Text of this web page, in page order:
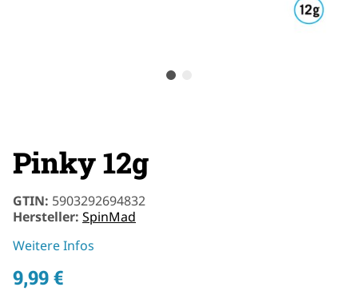
Pinky 12g
GTIN: 5903292694832
Hersteller: SpinMad
Weitere Infos
9,99 €